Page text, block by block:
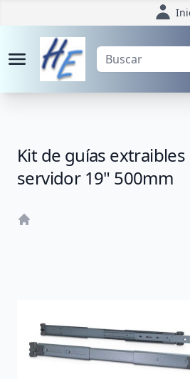
Kit de guías extraibles
servidor 19" 500mm